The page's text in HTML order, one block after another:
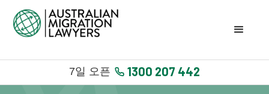
7일 오픈 1300 207 442